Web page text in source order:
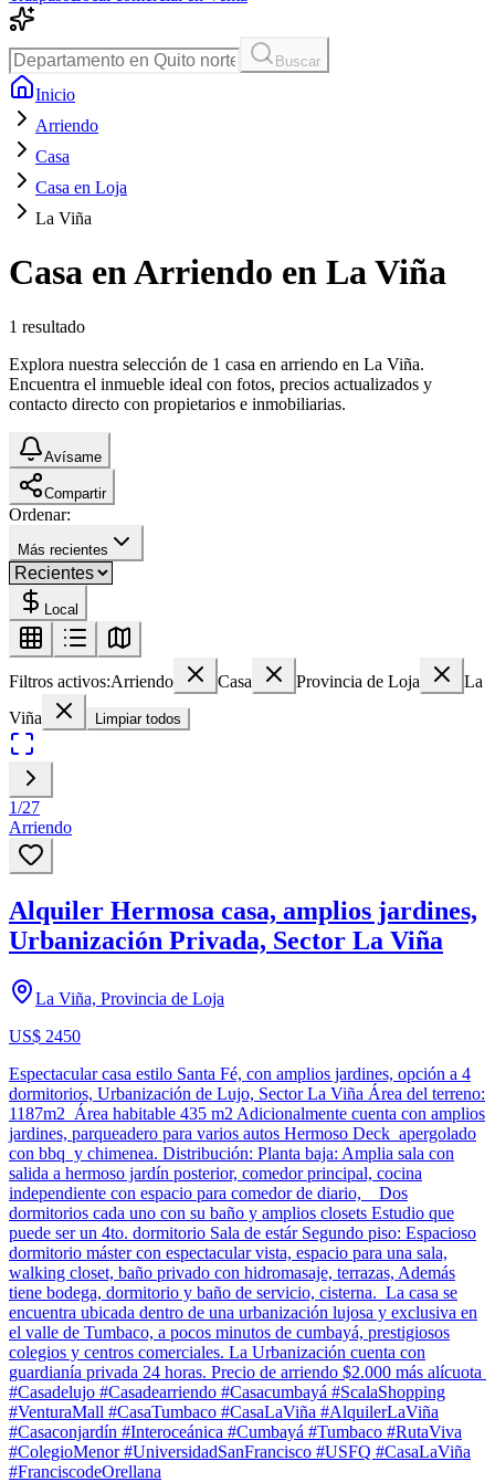
Buscar
Inicio
Arriendo
Casa
Casa en Loja
La Viña
Casa en Arriendo en La Viña
1 resultado
Explora nuestra selección de 1 casa en arriendo en La Viña.
Encuentra el inmueble ideal con fotos, precios actualizados y
contacto directo con propietarios e inmobiliarias.
Avísame
Compartir
Ordenar:
Más recientes
Local
Filtros activos:Arriendo Casa Provincia de Loja
La
Viña
Limpiar todos
1/27
Arriendo
Alquiler Hermosa casa, amplios jardines,
Urbanización Privada, Sector La Viña
La Viña, Provincia de Loja
US$ 2450
Espectacular casa estilo Santa Fé, con amplios jardines, opción a 4
dormitorios, Urbanización de Lujo, Sector La Viña Área del terreno:
1187m2 Área habitable 435 m2 Adicionalmente cuenta con amplios
jardines, parqueadero para varios autos Hermoso Deck apergolado
con bbq y chimenea. Distribución: Planta baja: Amplia sala con
salida a hermoso jardín posterior, comedor principal, cocina
independiente con espacio para comedor de diario, Dos
dormitorios cada uno con su baño y amplios closets Estudio que
puede ser un 4to. dormitorio Sala de estár Segundo piso: Espacioso
dormitorio máster con espectacular vista, espacio para una sala,
walking closet, baño privado con hidromasaje, terrazas, Además
tiene bodega, dormitorio y baño de servicio, cisterna. La casa se
encuentra ubicada dentro de una urbanización lujosa y exclusiva en
el valle de Tumbaco, a pocos minutos de cumbayá, prestigiosos
colegios y centros comerciales. La Urbanización cuenta con
guardianía privada 24 horas. Precio de arriendo $2.000 más alícuota
#Casadelujo #Casadearriendo #Casacumbayá #ScalaShopping
#VenturaMall #CasaTumbaco #CasaLaViña #AlquilerLaViña
#Casaconjardín #Interoceánica #Cumbayá #Tumbaco #RutaViva
#ColegioMenor #UniversidadSanFrancisco #USFQ #CasaLaViña
#FranciscodeOrellana